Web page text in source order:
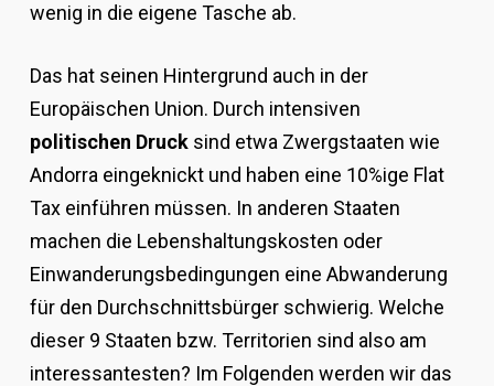
wenig in die eigene Tasche ab.
Das hat seinen Hintergrund auch in der
Europäischen Union. Durch intensiven
politischen Drucksind etwa Zwergstaaten wie
Andorra eingeknickt und haben eine 10%ige Flat
Tax einführen müssen. In anderen Staaten
machen die Lebenshaltungskosten oder
Einwanderungsbedingungen eine Abwanderung
für den Durchschnittsbürger schwierig. Welche
dieser 9 Staaten bzw. Territorien sind also am
interessantesten? Im Folgenden werden wir das